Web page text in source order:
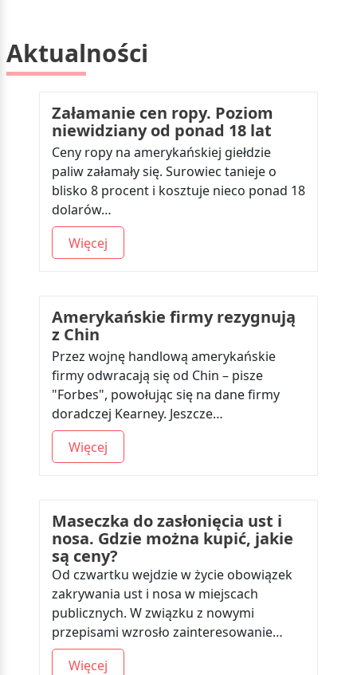
Aktualności
Załamanie cen ropy. Poziom
niewidziany od ponad 18 lat
Ceny ropy na amerykańskiej giełdzie
paliw załamały się. Surowiec tanieje o
blisko 8 procent i kosztuje nieco ponad 18
dolarów…
Więcej
Amerykańskie firmy rezygnują
z Chin
Przez wojnę handlową amerykańskie
firmy odwracają się od Chin – pisze
"Forbes", powołując się na dane firmy
doradczej Kearney. Jeszcze…
Więcej
Maseczka do zasłonięcia ust i
nosa. Gdzie można kupić, jakie
są ceny?
Od czwartku wejdzie w życie obowiązek
zakrywania ust i nosa w miejscach
publicznych. W związku z nowymi
przepisami wzrosło zainteresowanie…
Więcej